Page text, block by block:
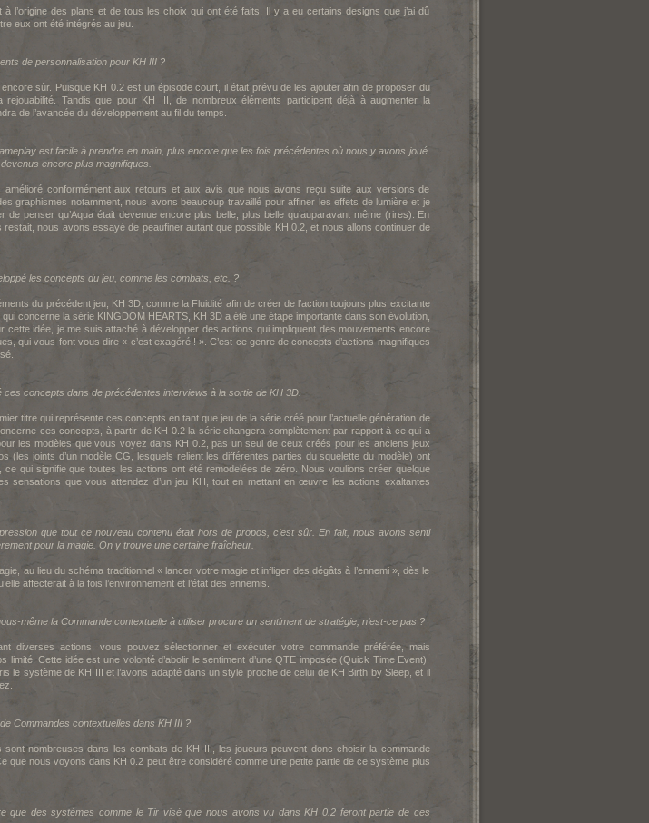
à l’origine des plans et de tous les choix qui ont été faits. Il y a eu certains designs que j’ai dû
eux ont été intégrés au jeu.
de personnalisation pour KH III ?
sûr. Puisque KH 0.2 est un épisode court, il était prévu de les ajouter afin de proposer du
rejouabilité. Tandis que pour KH III, de nombreux éléments participent déjà à augmenter la
de l’avancée du développement au fil du temps.
est facile à prendre en main, plus encore que les fois précédentes où nous y avons joué.
encore plus magnifiques.
conformément aux retours et aux avis que nous avons reçu suite aux versions de
graphismes notamment, nous avons beaucoup travaillé pour affiner les effets de lumière et je
de penser qu’Aqua était devenue encore plus belle, plus belle qu’auparavant même (rires). En
restait, nous avons essayé de peaufiner autant que possible KH 0.2, et nous allons continuer de
les concepts du jeu, comme les combats, etc. ?
du précédent jeu, KH 3D, comme la Fluidité afin de créer de l’action toujours plus excitante
qui concerne la série KINGDOM HEARTS, KH 3D a été une étape importante dans son évolution,
cette idée, je me suis attaché à développer des actions qui impliquent des mouvements encore
qui vous font vous dire « c’est exagéré ! ». C’est ce genre de concepts d’actions magnifiques
ces concepts dans de précédentes interviews à la sortie de KH 3D.
titre qui représente ces concepts en tant que jeu de la série créé pour l’actuelle génération de
ces concepts, à partir de KH 0.2 la série changera complètement par rapport à ce qui a
les modèles que vous voyez dans KH 0.2, pas un seul de ceux créés pour les anciens jeux
(les joints d’un modèle CG, lesquels relient les différentes parties du squelette du modèle) ont
ce qui signifie que toutes les actions ont été remodelées de zéro. Nous voulions créer quelque
sensations que vous attendez d’un jeu KH, tout en mettant en œuvre les actions exaltantes
que tout ce nouveau contenu était hors de propos, c’est sûr. En fait, nous avons senti
pour la magie. On y trouve une certaine fraîcheur.
au lieu du schéma traditionnel « lancer votre magie et infliger des dégâts à l’ennemi », dès le
affecterait à la fois l’environnement et l’état des ennemis.
même la Commande contextuelle à utiliser procure un sentiment de stratégie, n’est-ce pas ?
diverses actions, vous pouvez sélectionner et exécuter votre commande préférée, mais
limité. Cette idée est une volonté d’abolir le sentiment d’une QTE imposée (Quick Time Event).
le système de KH III et l’avons adapté dans un style proche de celui de KH Birth by Sleep, et il
Commandes contextuelles dans KH III ?
nombreuses dans les combats de KH III, les joueurs peuvent donc choisir la commande
que nous voyons dans KH 0.2 peut être considéré comme une petite partie de ce système plus
que des systèmes comme le Tir visé que nous avons vu dans KH 0.2 feront partie de ces